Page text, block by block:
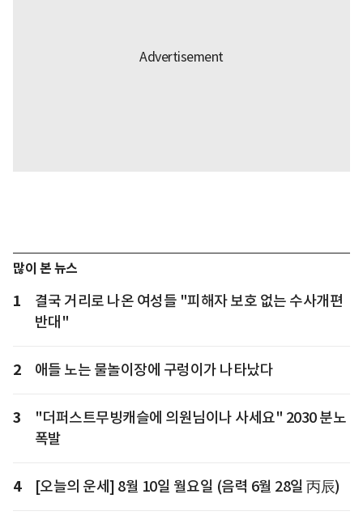
많이 본 뉴스
1
결국 거리로 나온 여성들 "피해자 보호 없는 수사개편
반대"
2 애들 노는 물놀이장에 구렁이가 나타났다
3
"더퍼스트무빙캐슬에 의원님이나 사세요" 2030 분노
폭발
4 [오늘의 운세] 8월 10일 월요일 (음력 6월 28일 丙辰)